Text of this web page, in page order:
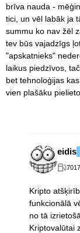
brīva nauda -
tici, un vēl labāk ja
summu ko nav žēl
tev būs vajadzīgs
"apskatnieks"
laikus piedzīvos,
bet tehnoloģijas
vien plašāku
eidis
7017
Kripto
funkcionālā
no tā
Kriptovalūtai